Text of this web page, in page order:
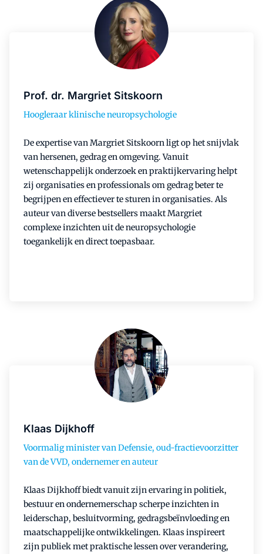
Prof. dr. Margriet Sitskoorn
Hoogleraar klinische neuropsychologie
De expertise van Margriet Sitskoorn ligt op het snijvlak
van hersenen, gedrag en omgeving. Vanuit
wetenschappelijk onderzoek en praktijkervaring helpt
zij organisaties en professionals om gedrag beter te
begrijpen en effectiever te sturen in organisaties. Als
auteur van diverse bestsellers maakt Margriet
complexe inzichten uit de neuropsychologie
toegankelijk en direct toepasbaar.
Klaas Dijkhoff
Voormalig minister van Defensie, oud-fractievoorzitter
van de VVD, ondernemer en auteur
Klaas Dijkhoff biedt vanuit zijn ervaring in politiek,
bestuur en ondernemerschap scherpe inzichten in
leiderschap, besluitvorming, gedragsbeïnvloeding en
maatschappelijke ontwikkelingen. Klaas inspireert
zijn publiek met praktische lessen over verandering,